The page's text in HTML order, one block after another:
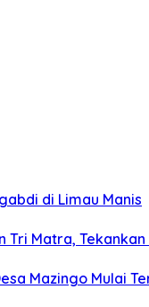
di Limau Manis
Matra,
Mazingo Mulai